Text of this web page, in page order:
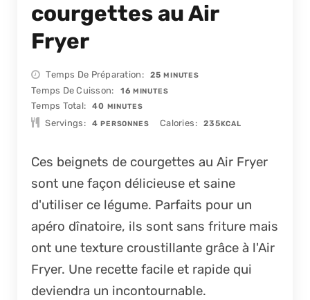
courgettes au Air
Fryer
Temps De Préparation 25MINUTES
MINUTES
Temps De Cuisson 16MINUTES
MINUTES
Temps Total 40 MINUTES
MINUTES
Servings 4 PERSONNES Calories 235KCAL
Ces beignets de courgettes au Air Fryer
sont une façon délicieuse et saine
d'utiliser ce légume. Parfaits pour un
apéro dînatoire, ils sont sans friture mais
ont une texture croustillante grâce à l'Air
Fryer. Une recette facile et rapide qui
deviendra un incontournable.